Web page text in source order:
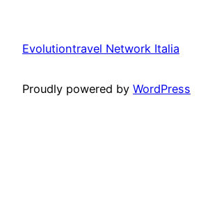
Evolutiontravel Network Italia
Proudly powered by WordPress